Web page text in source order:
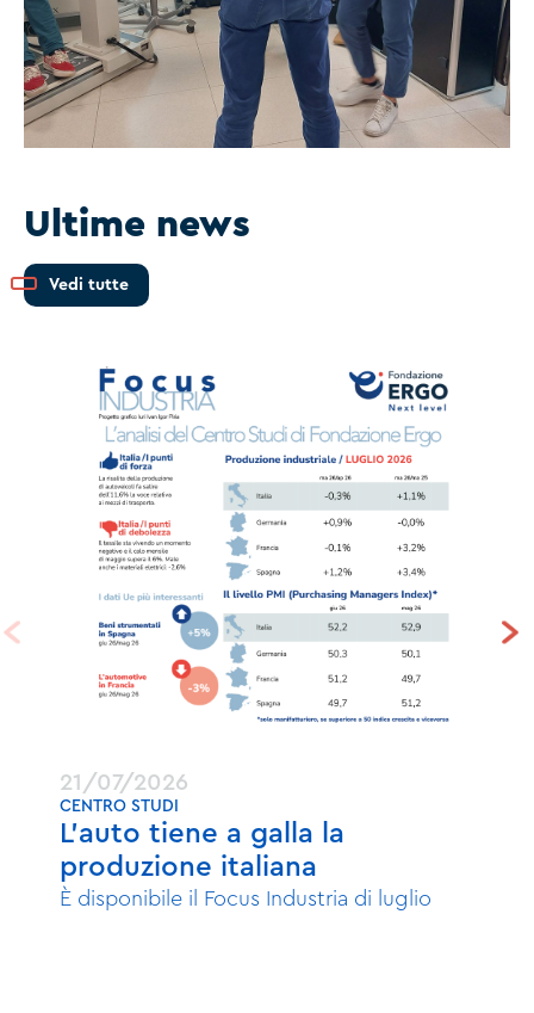
Ultime news
Vedi tutte
21/07/2026
CENTRO STUDI
L’auto tiene a galla la
produzione italiana
È disponibile il Focus Industria di luglio